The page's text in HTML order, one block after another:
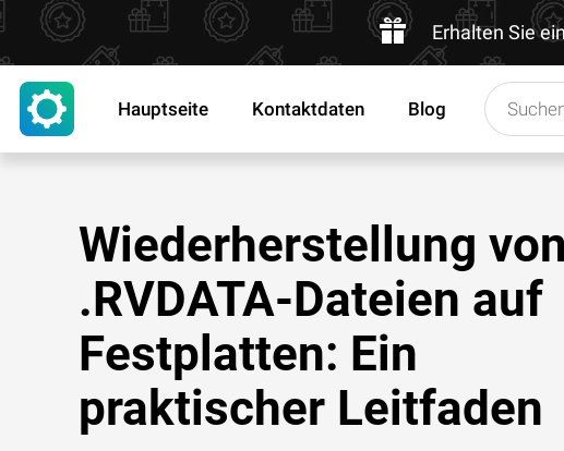
Erhalten Sie
Hauptseite Kontaktdaten Blog
Wiederherstellung von
.RVDATA-Dateien auf
Festplatten: Ein
praktischer Leitfaden